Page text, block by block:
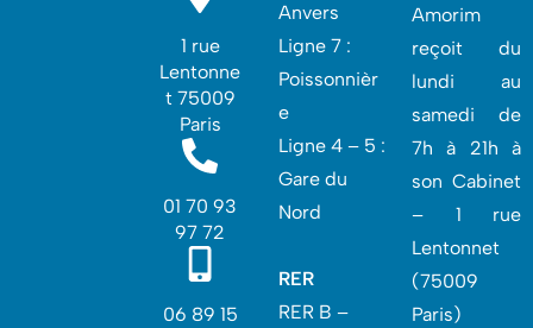
1 rue
Lentonne
t 75009
Paris
01 70 93
97 72
06 89 15
Anvers
Ligne 7 :
Poissonnièr
e
Ligne 4 – 5 :
Gare du
Nord
RER
RER B –
Amorim
reçoit du
lundi au
samedi de
7h à 21h à
son Cabinet
– 1 rue
Lentonnet
(75009
Paris)